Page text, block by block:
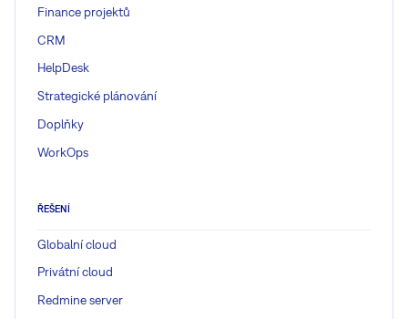
Finance projektů
CRM
HelpDesk
Strategické plánování
Doplňky
WorkOps
ŘEŠENÍ
Globalní cloud
Privátní cloud
Redmine server